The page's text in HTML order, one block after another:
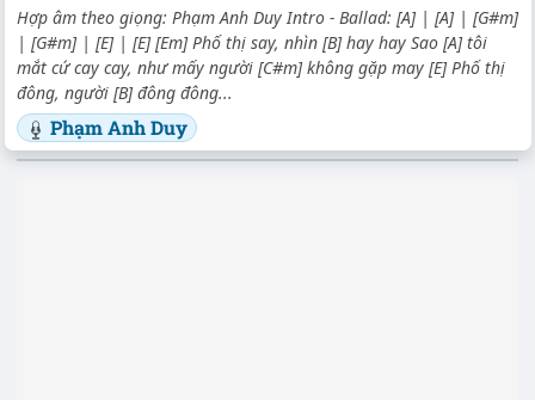
Hợp âm theo giọng: Phạm Anh Duy Intro - Ballad: [A] | [A] | [G#m]
| [G#m] | [E] | [E] [Em] Phố thị say, nhìn [B] hay hay Sao [A] tôi
mắt cứ cay cay, như mấy người [C#m] không gặp may [E] Phố thị
đông, người [B] đông đông...
Phạm Anh Duy